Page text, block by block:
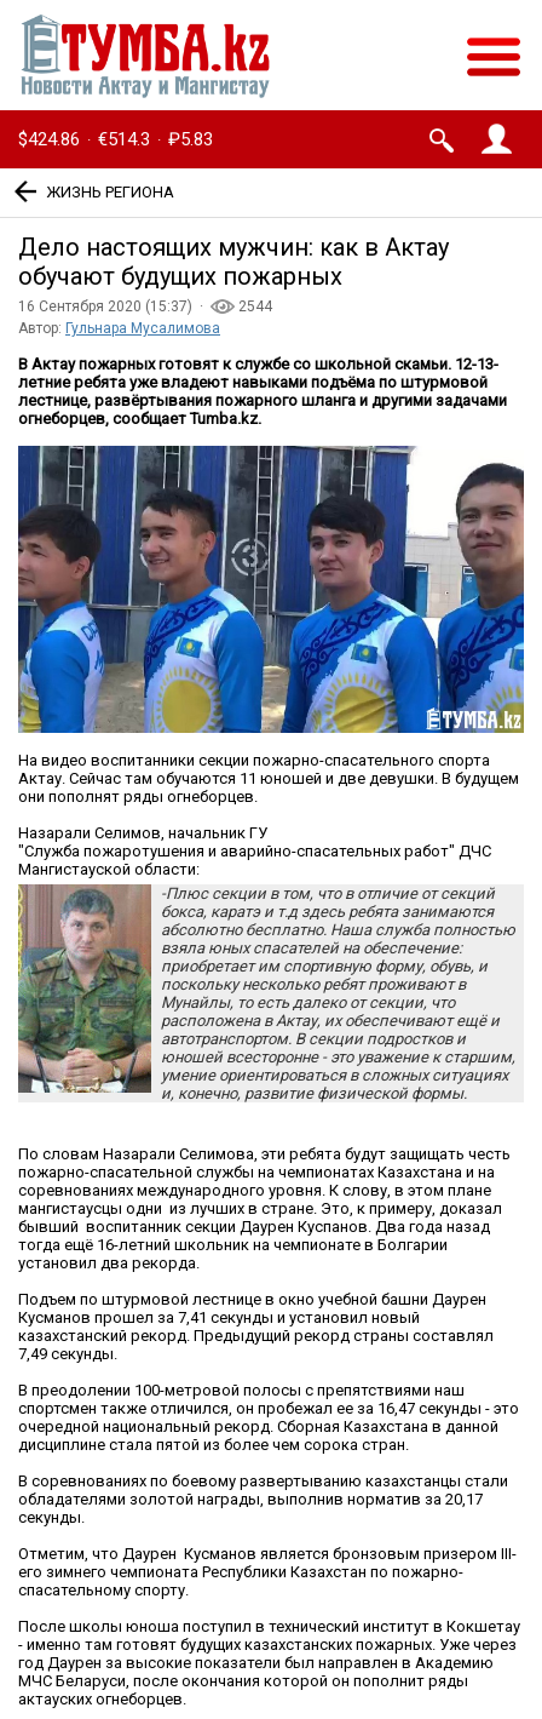
$424.86 · €514.3 · ₽5.83
ЖИЗНЬ РЕГИОНА
Дело настоящих мужчин: как в Актау
обучают будущих пожарных
16 Сентября 2020 (15:37) ·
2544
Автор: Гульнара Мусалимова
В Актау пожарных готовят к службе со школьной скамьи. 12-13-
летние ребята уже владеют навыками подъёма по штурмовой
лестнице, развёртывания пожарного шланга и другими задачами
огнеборцев, сообщает Tumba.kz.
На видео воспитанники секции пожарно-спасательного спорта
Актау. Сейчас там обучаются 11 юношей и две девушки. В будущем
они пополнят ряды огнеборцев.
Назарали Селимов, начальник ГУ
"Служба пожаротушения и аварийно-спасательных работ" ДЧС
Мангистауской области:
-Плюс секции в том, что в отличие от секций
бокса, каратэ и т.д здесь ребята занимаются
абсолютно бесплатно. Наша служба полностью
взяла юных спасателей на обеспечение:
приобретает им спортивную форму, обувь, и
поскольку несколько ребят проживают в
Мунайлы, то есть далеко от секции, что
расположена в Актау, их обеспечивают ещё и
автотранспортом. В секции подростков и
юношей всесторонне - это уважение к старшим,
умение ориентироваться в сложных ситуациях
и, конечно, развитие физической формы.
По словам Назарали Селимова, эти ребята будут защищать честь
пожарно-спасательной службы на чемпионатах Казахстана и на
соревнованиях международного уровня. К слову, в этом плане
мангистаусцы одни из лучших в стране. Это, к примеру, доказал
бывший воспитанник секции Даурен Куспанов. Два года назад
тогда ещё 16-летний школьник на чемпионате в Болгарии
установил два рекорда.
Подъем по штурмовой лестнице в окно учебной башни Даурен
Кусманов прошел за 7,41 секунды и установил новый
казахстанский рекорд. Предыдущий рекорд страны составлял
7,49 секунды.
В преодолении 100-метровой полосы с препятствиями наш
спортсмен также отличился, он пробежал ее за 16,47 секунды - это
очередной национальный рекорд. Сборная Казахстана в данной
дисциплине стала пятой из более чем сорока стран.
В соревнованиях по боевому развертыванию казахстанцы стали
обладателями золотой награды, выполнив норматив за 20,17
секунды.
Отметим, что Даурен Кусманов является бронзовым призером III-
его зимнего чемпионата Республики Казахстан по пожарно-
спасательному спорту.
После школы юноша поступил в технический институт в Кокшетау
- именно там готовят будущих казахстанских пожарных. Уже через
год Даурен за высокие показатели был направлен в Академию
МЧС Беларуси, после окончания которой он пополнит ряды
актауских огнеборцев.